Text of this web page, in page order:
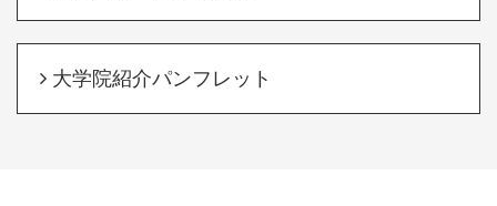
大学院紹介パンフレット